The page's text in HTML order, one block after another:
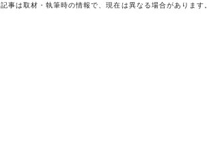
記事は取材・執筆時の情報で、現在は異なる場合があります。